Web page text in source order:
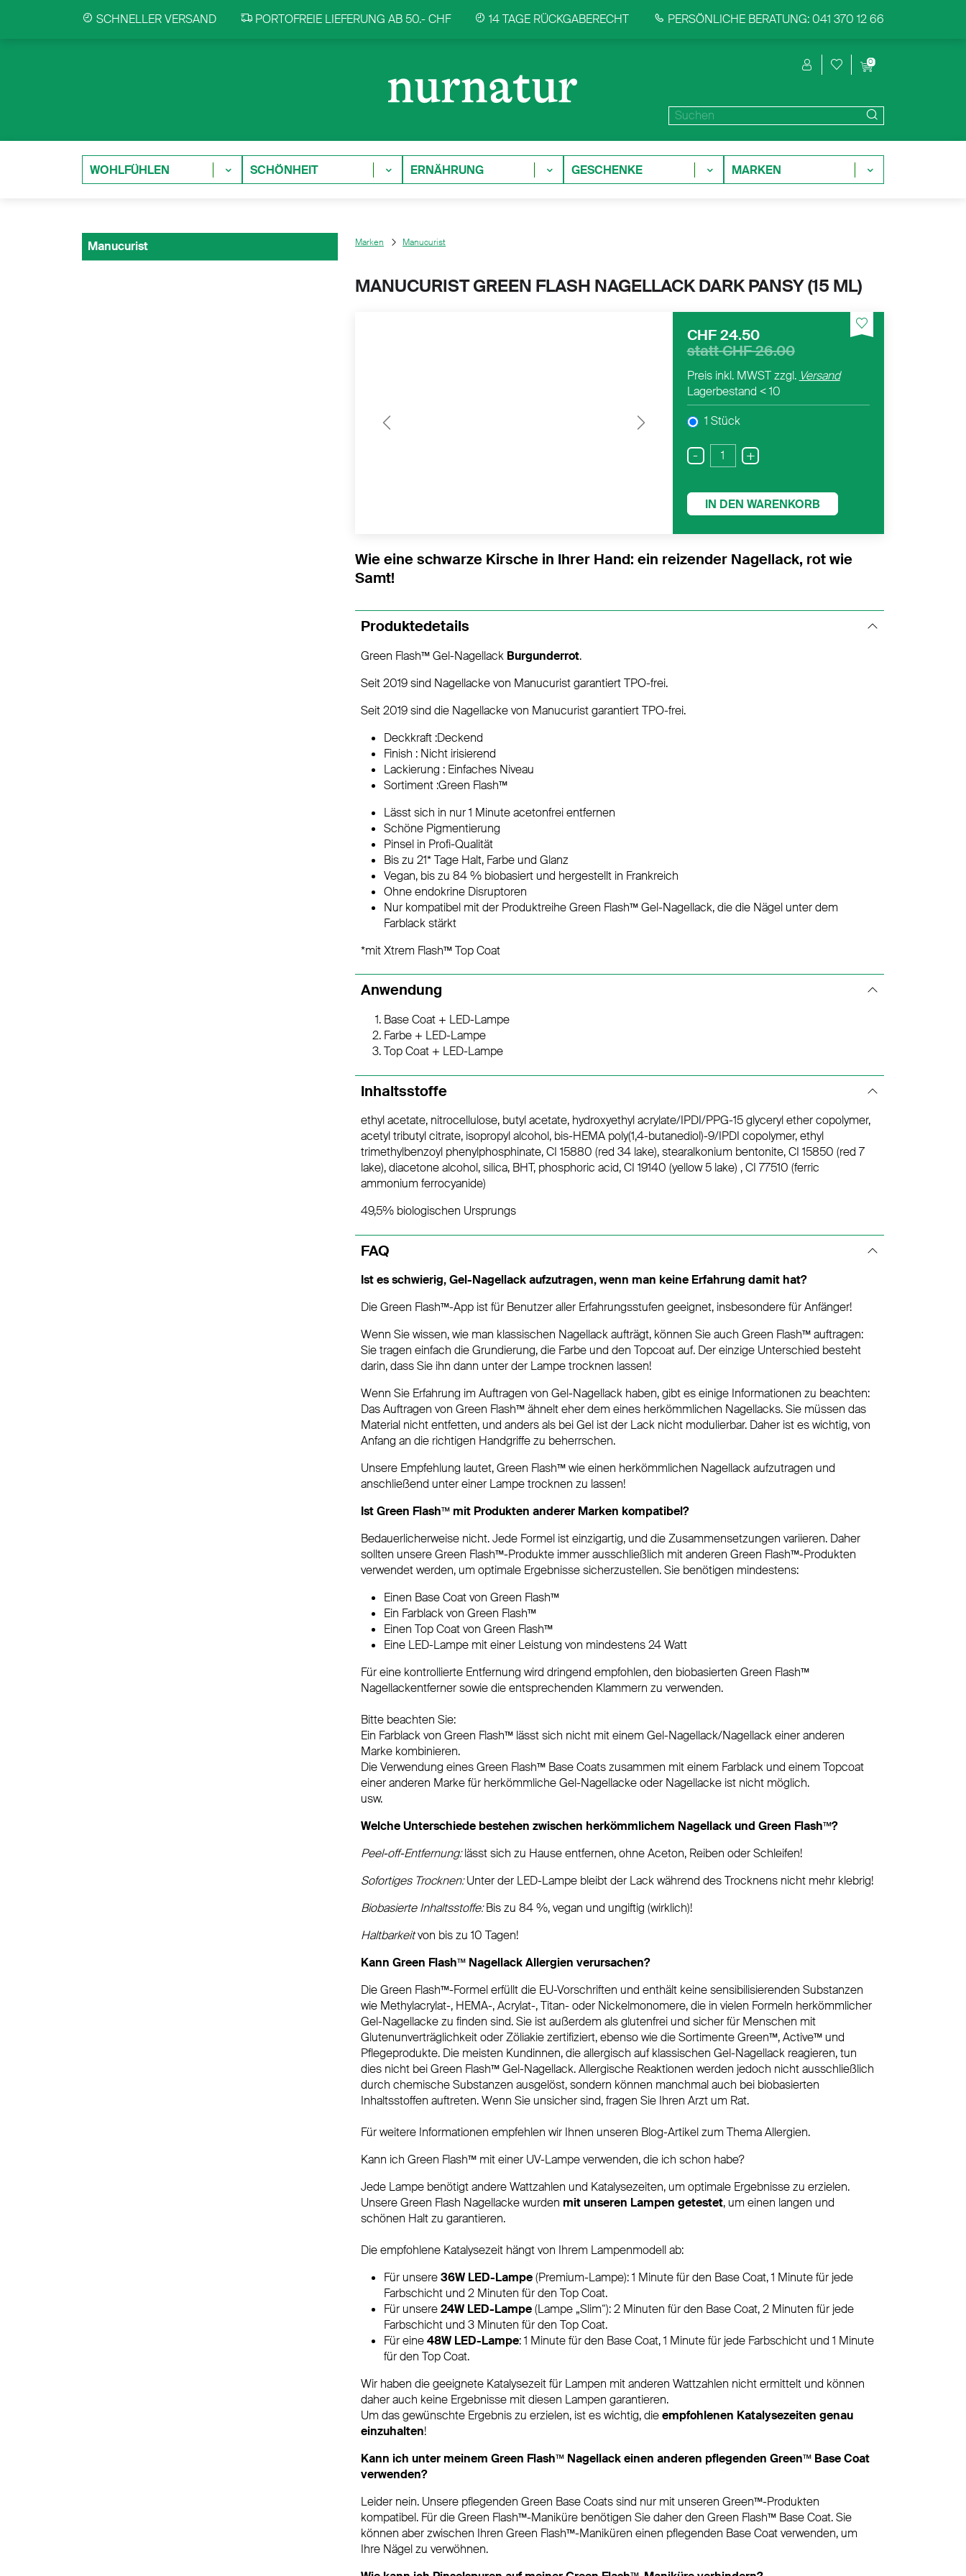
SCHNELLER VERSAND PORTOFREIE LIEFERUNG AB 50.- CHF 14 TAGE RÜCKGABERECHT PERSÖNLICHE BERATUNG: 041 370 12 66
0
WOHLFÜHLEN SCHÖNHEIT ERNÄHRUNG GESCHENKE MARKEN
Manucurist Marken Manucurist
MANUCURIST GREEN FLASH NAGELLACK DARK PANSY (15 ML)
Previous Next
CHF 24.50
stattCHF 26.00
Preis inkl. MWST zzgl. Versand
Lagerbestand < 10
1 Stück
- +
IN DEN WARENKORB
Wie eine schwarze Kirsche in Ihrer Hand: ein reizender Nagellack, rot wie
Samt!
Produktedetails
Green Flash™ Gel-Nagellack Burgunderrot.
Seit 2019 sind Nagellacke von Manucurist garantiert TPO-frei.
Seit 2019 sind die Nagellacke von Manucurist garantiert TPO-frei.
Deckkraft :Deckend
Finish : Nicht irisierend
Lackierung : Einfaches Niveau
Sortiment :Green Flash™
Lässt sich in nur 1 Minute acetonfrei entfernen
Schöne Pigmentierung
Pinsel in Profi-Qualität
Bis zu 21* Tage Halt, Farbe und Glanz
Vegan, bis zu 84 % biobasiert und hergestellt in Frankreich
Ohne endokrine Disruptoren
Nur kompatibel mit der Produktreihe Green Flash™ Gel-Nagellack, die die Nägel unter dem
Farblack stärkt
*mit Xtrem Flash™ Top Coat
Anwendung
Base Coat + LED-Lampe
Farbe + LED-Lampe
Top Coat + LED-Lampe
Inhaltsstoffe
ethyl acetate, nitrocellulose, butyl acetate, hydroxyethyl acrylate/IPDI/PPG-15 glyceryl ether copolymer,
acetyl tributyl citrate, isopropyl alcohol, bis-HEMA poly(1,4-butanediol)-9/IPDI copolymer, ethyl
trimethylbenzoyl phenylphosphinate, CI 15880 (red 34 lake), stearalkonium bentonite, CI 15850 (red 7
lake), diacetone alcohol, silica, BHT, phosphoric acid, CI 19140 (yellow 5 lake) , CI 77510 (ferric
ammonium ferrocyanide)
49,5% biologischen Ursprungs
FAQ
Ist es schwierig, Gel-Nagellack aufzutragen, wenn man keine Erfahrung damit hat?
Die Green Flash™-App ist für Benutzer aller Erfahrungsstufen geeignet, insbesondere für Anfänger!
Wenn Sie wissen, wie man klassischen Nagellack aufträgt, können Sie auch Green Flash™ auftragen:
Sie tragen einfach die Grundierung, die Farbe und den Topcoat auf. Der einzige Unterschied besteht
darin, dass Sie ihn dann unter der Lampe trocknen lassen!
Wenn Sie Erfahrung im Auftragen von Gel-Nagellack haben, gibt es einige Informationen zu beachten:
Das Auftragen von Green Flash™ ähnelt eher dem eines herkömmlichen Nagellacks. Sie müssen das
Material nicht entfetten, und anders als bei Gel ist der Lack nicht modulierbar. Daher ist es wichtig, von
Anfang an die richtigen Handgriffe zu beherrschen.
Unsere Empfehlung lautet, Green Flash™ wie einen herkömmlichen Nagellack aufzutragen und
anschließend unter einer Lampe trocknen zu lassen!
Ist Green Flash™ mit Produkten anderer Marken kompatibel?
Bedauerlicherweise nicht. Jede Formel ist einzigartig, und die Zusammensetzungen variieren. Daher
sollten unsere Green Flash™-Produkte immer ausschließlich mit anderen Green Flash™-Produkten
verwendet werden, um optimale Ergebnisse sicherzustellen. Sie benötigen mindestens:
Einen Base Coat von Green Flash™
Ein Farblack von Green Flash™
Einen Top Coat von Green Flash™
Eine LED-Lampe mit einer Leistung von mindestens 24 Watt
Für eine kontrollierte Entfernung wird dringend empfohlen, den biobasierten Green Flash™
Nagellackentferner sowie die entsprechenden Klammern zu verwenden.
Bitte beachten Sie:
Ein Farblack von Green Flash™ lässt sich nicht mit einem Gel-Nagellack/Nagellack einer anderen
Marke kombinieren.
Die Verwendung eines Green Flash™ Base Coats zusammen mit einem Farblack und einem Topcoat
einer anderen Marke für herkömmliche Gel-Nagellacke oder Nagellacke ist nicht möglich.
usw.
Welche Unterschiede bestehen zwischen herkömmlichem Nagellack und Green Flash™?
Peel-off-Entfernung:lässt sich zu Hause entfernen, ohne Aceton, Reiben oder Schleifen!
Sofortiges Trocknen:Unter der LED-Lampe bleibt der Lack während des Trocknens nicht mehr klebrig!
Biobasierte Inhaltsstoffe:Bis zu 84 %, vegan und ungiftig (wirklich)!
Haltbarkeitvon bis zu 10 Tagen!
Kann Green Flash™ Nagellack Allergien verursachen?
Die Green Flash™-Formel erfüllt die EU-Vorschriften und enthält keine sensibilisierenden Substanzen
wie Methylacrylat-, HEMA-, Acrylat-, Titan- oder Nickelmonomere, die in vielen Formeln herkömmlicher
Gel-Nagellacke zu finden sind. Sie ist außerdem als glutenfrei und sicher für Menschen mit
Glutenunverträglichkeit oder Zöliakie zertifiziert, ebenso wie die Sortimente Green™, Active™ und
Pflegeprodukte. Die meisten Kundinnen, die allergisch auf klassischen Gel-Nagellack reagieren, tun
dies nicht bei Green Flash™ Gel-Nagellack. Allergische Reaktionen werden jedoch nicht ausschließlich
durch chemische Substanzen ausgelöst, sondern können manchmal auch bei biobasierten
Inhaltsstoffen auftreten. Wenn Sie unsicher sind, fragen Sie Ihren Arzt um Rat.
Für weitere Informationen empfehlen wir Ihnen unseren Blog-Artikel zum Thema Allergien.
Kann ich Green Flash™ mit einer UV-Lampe verwenden, die ich schon habe?
Jede Lampe benötigt andere Wattzahlen und Katalysezeiten, um optimale Ergebnisse zu erzielen.
Unsere Green Flash Nagellacke wurden mit unseren Lampen getestet, um einen langen und
schönen Halt zu garantieren.
Die empfohlene Katalysezeit hängt von Ihrem Lampenmodell ab:
Für unsere36W LED-Lampe(Premium-Lampe): 1 Minute für den Base Coat, 1 Minute für jede
Farbschicht und 2 Minuten für den Top Coat.
Für unsere24W LED-Lampe(Lampe „Slim“): 2 Minuten für den Base Coat, 2 Minuten für jede
Farbschicht und 3 Minuten für den Top Coat.
Für eine48W LED-Lampe: 1 Minute für den Base Coat, 1 Minute für jede Farbschicht und 1 Minute
für den Top Coat.
Wir haben die geeignete Katalysezeit für Lampen mit anderen Wattzahlen nicht ermittelt und können
daher auch keine Ergebnisse mit diesen Lampen garantieren.
Um das gewünschte Ergebnis zu erzielen, ist es wichtig, dieempfohlenen Katalysezeiten genau
einzuhalten!
Kann ich unter meinem Green Flash™ Nagellack einen anderen pflegenden Green™ Base Coat
verwenden?
Leider nein. Unsere pflegenden Green Base Coats sind nur mit unseren Green™-Produkten
kompatibel. Für die Green Flash™-Maniküre benötigen Sie daher den Green Flash™ Base Coat. Sie
können aber zwischen Ihren Green Flash™-Maniküren einen pflegenden Base Coat verwenden, um
Ihre Nägel zu verwöhnen.